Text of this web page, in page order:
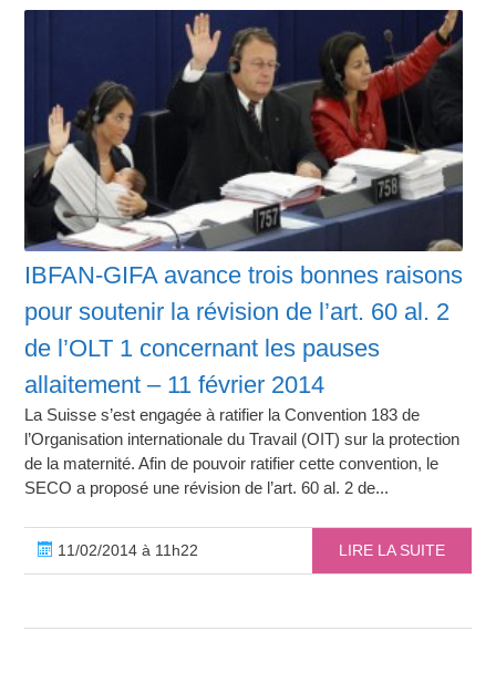
IBFAN-GIFA avance trois bonnes raisons
pour soutenir la révision de l’art. 60 al. 2
de l’OLT 1 concernant les pauses
allaitement – 11 février 2014
La Suisse s’est engagée à ratifier la Convention 183 de
l’Organisation internationale du Travail (OIT) sur la protection
de la maternité. Afin de pouvoir ratifier cette convention, le
SECO a proposé une révision de l’art. 60 al. 2 de...
11/02/2014 à 11h22 LIRE LA SUITE